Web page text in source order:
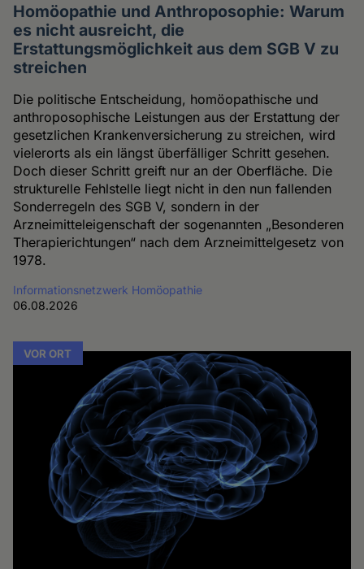
Homöopathie und Anthroposophie: Warum
es nicht ausreicht, die
Erstattungsmöglichkeit aus dem SGB V zu
streichen
Die politische Entscheidung, homöopathische und
anthroposophische Leistungen aus der Erstattung der
gesetzlichen Krankenversicherung zu streichen, wird
vielerorts als ein längst überfälliger Schritt gesehen.
Doch dieser Schritt greift nur an der Oberfläche. Die
strukturelle Fehlstelle liegt nicht in den nun fallenden
Sonderregeln des SGB V, sondern in der
Arzneimitteleigenschaft der sogenannten „Besonderen
Therapierichtungen“ nach dem Arzneimittelgesetz von
1978.
Informationsnetzwerk Homöopathie
06.08.2026
VOR ORT